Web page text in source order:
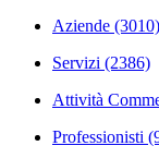
Aziende (3010)
Servizi (2386)
Attività
Professionisti